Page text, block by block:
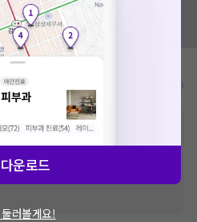
나요?
로 실제 가격과 상이할 수 있으니, 정확
용이 추가되어, 병원마다 금액이 다르게
운로드
러볼게요!